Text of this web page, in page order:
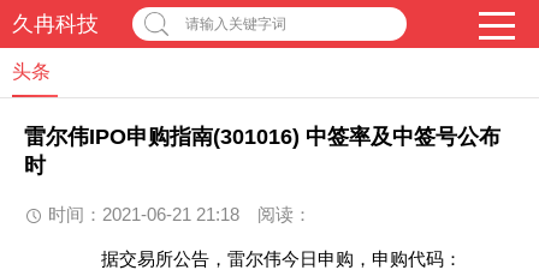
久冉科技 请输入关键字词
头条
雷尔伟IPO申购指南(301016) 中签率及中签号公布
时
时间：2021-06-21 21:18 阅读：
据交易所公告，雷尔伟今日申购，申购代码：